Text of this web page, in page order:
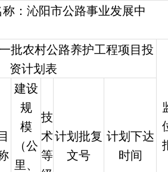
：沁阳市公路事业发展中
批农村公路养护工程项目投
资计划表
建设
规
模
（公
里、
技
术
等
计划批复
文号
计划下达
时间